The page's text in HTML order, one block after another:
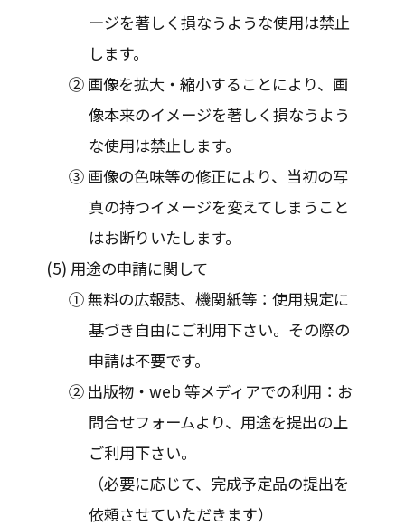
ージを著しく損なうような使用は禁止
します。
② 画像を拡大・縮小することにより、画
像本来のイメージを著しく損なうよう
な使用は禁止します。
③ 画像の色味等の修正により、当初の写
真の持つイメージを変えてしまうこと
はお断りいたします。
用途の申請に関して
① 無料の広報誌、機関紙等：使用規定に
基づき自由にご利用下さい。その際の
申請は不要です。
② 出版物・web 等メディアでの利用：お
問合せフォームより、用途を提出の上
ご利用下さい。
（必要に応じて、完成予定品の提出を
依頼させていただきます）